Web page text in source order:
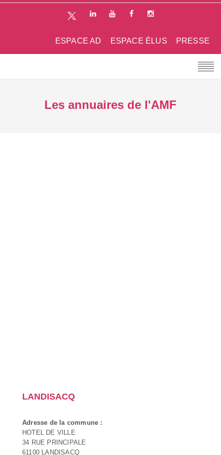
PRESSE
ESPACE ÉLUS
ESPACE AD
Les annuaires de l'AMF
LANDISACQ
Adresse de la commune :
HOTEL DE VILLE
34 RUE PRINCIPALE
61100 LANDISACQ